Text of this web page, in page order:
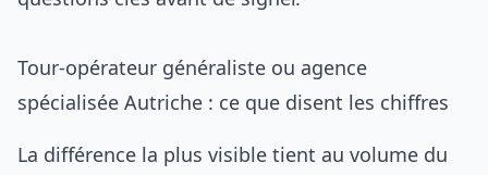
Tour-opérateur généraliste ou agence
spécialisée Autriche : ce que disent les chiffres
La différence la plus visible tient au volume du